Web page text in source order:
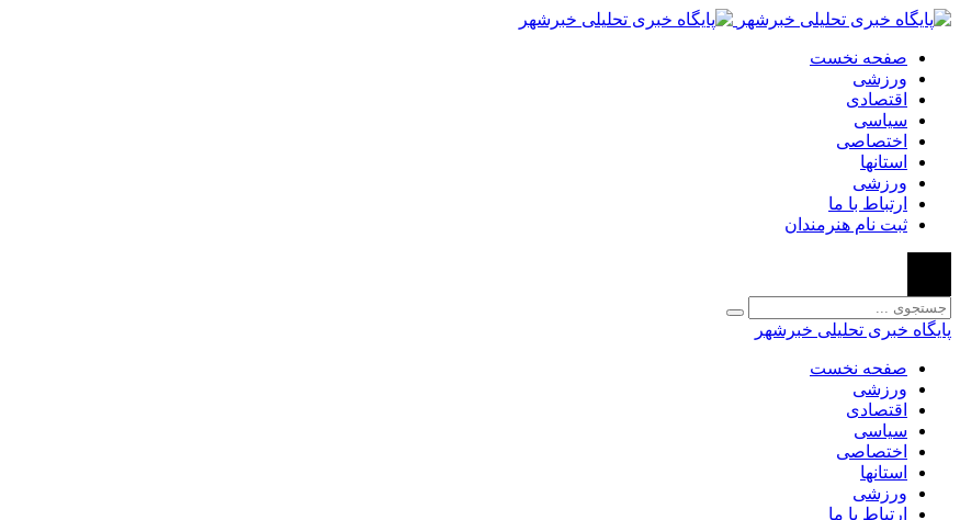
صفحه نخست
ورزشی
اقتصادی
سیاسی
اختصاصی
استانها
ورزشی
ارتباط با ما
ثبت نام هنرمندان
پایگاه خبری تحلیلی خبرشهر
صفحه نخست
ورزشی
اقتصادی
سیاسی
اختصاصی
استانها
ورزشی
ارتباط با ما